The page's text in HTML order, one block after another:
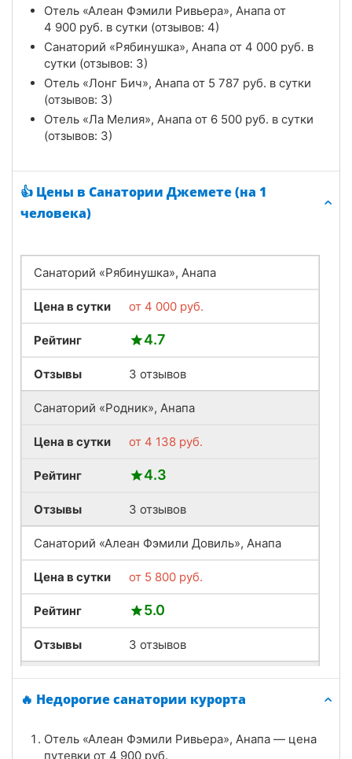
Отель «Алеан Фэмили Ривьера», Анапа от
4 900 руб. в сутки (отзывов: 4)
Санаторий «Рябинушка», Анапа от 4 000 руб. в
сутки (отзывов: 3)
Отель «Лонг Бич», Анапа от 5 787 руб. в сутки
(отзывов: 3)
Отель «Ла Мелия», Анапа от 6 500 руб. в сутки
(отзывов: 3)
👍 Цены в Санатории Джемете (на 1
человека)
Санаторий «Рябинушка», Анапа
Цена в сутки от 4 000 руб.
Рейтинг 4.7
Отзывы 3 отзывов
Санаторий «Родник», Анапа
Цена в сутки от 4 138 руб.
Рейтинг 4.3
Отзывы 3 отзывов
Санаторий «Алеан Фэмили Довиль», Анапа
Цена в сутки от 5 800 руб.
Рейтинг 5.0
Отзывы 3 отзывов
Отель «Ла Мелия», Анапа
Рейтинг 5.0
🔥 Недорогие санатории курорта
Отель «Алеан Фэмили Ривьера», Анапа — цена
путевки от 4 900 руб.